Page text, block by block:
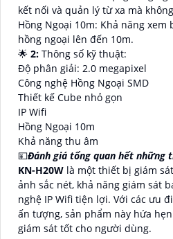
kết nối và quản lý từ xa mà
Hồng Ngoại 10m: Khả năng xem
hồng ngoại lên đến 10m.
🌟 2: Thông số kỹ thuật:
Độ phân giải: 2.0 megapixel
Công nghệ Hồng Ngoại SMD
Thiết kế Cube nhỏ gọn
IP Wifi
Hồng Ngoại 10m
Khả năng thu âm
💴Đánh giá tổng quan hết những
KN-H20W là một thiết bị giám
ảnh sắc nét, khả năng giám sát
nghệ IP Wifi tiện lợi. Với các ưu
ấn tượng, sản phẩm này hứa
giám sát tốt cho người dùng.